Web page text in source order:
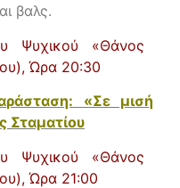
βαλς.
Ψυχικού «Θάνος
Ώρα 20:30
«Σε μισή
Σταματίου
Ψυχικού «Θάνος
Ώρα 21:00